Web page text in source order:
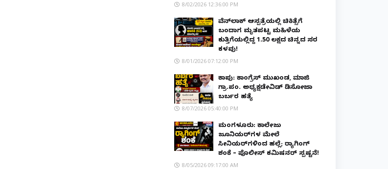
8/02/2026 12:36:00 PM
ವೆನ್‌ಲಾಕ್ ಆಸ್ಪತ್ರೆಯಲ್ಲಿ ಚಿಕಿತ್ಸೆಗೆ
ಬಂದಾಗ ಮೃತಪಟ್ಟ ಮಹಿಳೆಯ
ಕುತ್ತಿಗೆಯಲ್ಲಿದ್ದ ₹1.50 ಲಕ್ಷದ ಚಿನ್ನದ ಸರ
ಕಳವು!
8/01/2026 07:12:00 PM
ಕಾಪು: ಕಾಂಗ್ರೆಸ್ ಮುಖಂಡ, ಮಾಜಿ
ಗ್ರಾ.ಪಂ. ಅಧ್ಯಕ್ಷಡೇವಿಡ್ ಡಿಸೋಜಾ
ಬರ್ಬರ ಹತ್ಯೆ
8/07/2026 05:40:00 PM
ಮಂಗಳೂರು: ಕಾಲೇಜು
ಜೂನಿಯರ್‌ಗಳ ಮೇಲೆ
ಸೀನಿಯರ್‌ಗಳಿಂದ ಹಲ್ಲೆ; ರ‌್ಯಾಗಿಂಗ್
ಶಂಕೆ – ಪೊಲೀಸ್ ಕಮಿಷನರ್ ಸ್ಪಷ್ಟನೆ!
8/05/2026 09:17:00 AM